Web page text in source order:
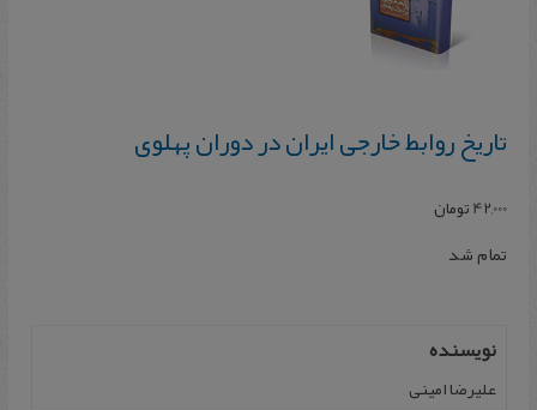
تاریخ‌ روابط خارجی‌ ایران‌ در دوران‌ پهلوی‌
42,000تومان
تمام شد
نویسنده
علیرضا امینی